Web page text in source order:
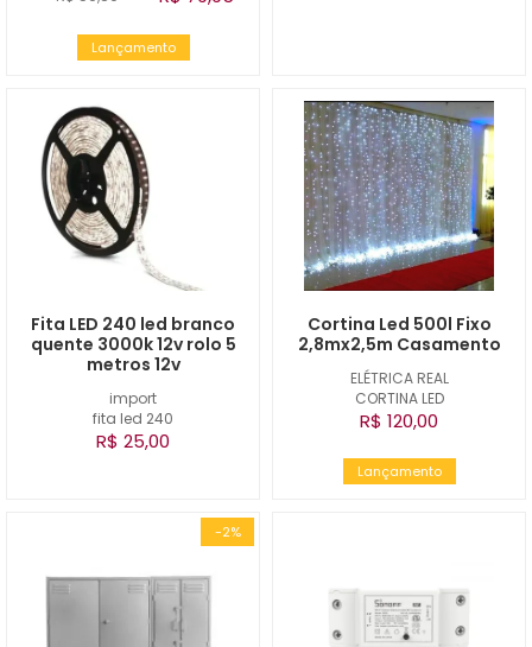
Lançamento
import
fita led 240
Fita LED 240 led branco
quente 3000k 12v rolo 5
metros 12v
R$ 25,00
ELÉTRICA REAL
CORTINA LED
Cortina Led 500l Fixo
2,8mx2,5m Casamento
R$ 120,00
Lançamento
-2%